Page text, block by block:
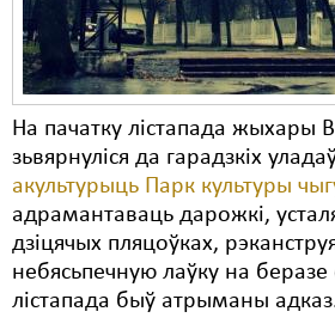
На пачатку лістапада жыхары
зьвярнуліся да гарадзкіх
акультурыць Парк культуры
адрамантаваць дарожкі,
дзіцячых пляцоўках,
небясьпечную лаўку на беразе
лістапада быў атрыманы